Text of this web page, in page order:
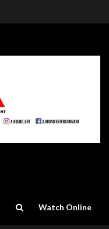
Watch Online